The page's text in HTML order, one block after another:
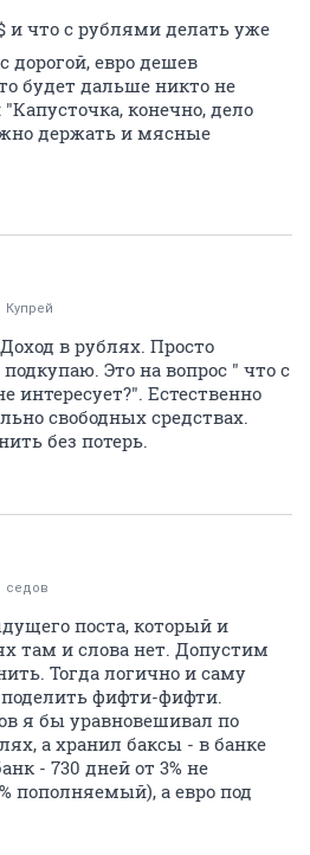
и что с рублями делать уже
дорогой, евро дешев
будет дальше никто не
конечно, дело
держать и мясные
Купрей
в рублях. Просто
Это на вопрос " что с
интересует?". Естественно
свободных средствах.
без потерь.
седов
поста, который и
там и слова нет. Допустим
Тогда логично и саму
фифти-фифти.
я бы уравновешивал по
а хранил баксы - в банке
- 730 дней от 3% не
пополняемый), а евро под